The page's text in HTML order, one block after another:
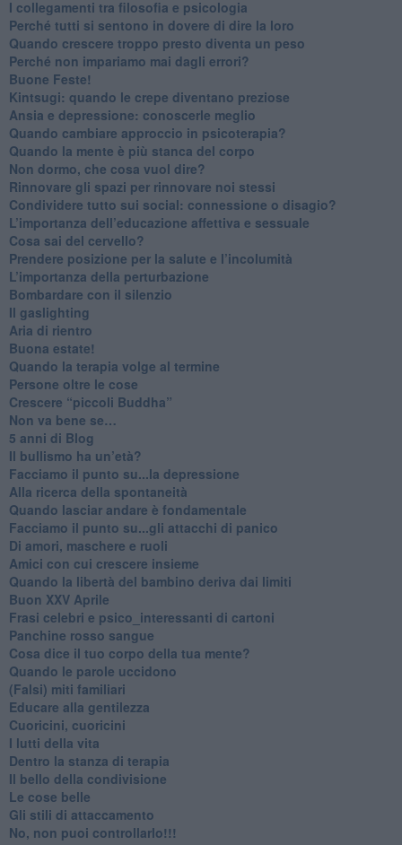
​I collegamenti tra filosofia e psicologia
​Perché tutti si sentono in dovere di dire la loro
​Quando crescere troppo presto diventa un peso
​Perché non impariamo mai dagli errori?
​Buone Feste!
​Kintsugi: quando le crepe diventano preziose
Ansia e depressione: conoscerle meglio
Quando cambiare approccio in psicoterapia?
​Quando la mente è più stanca del corpo
Non dormo, che cosa vuol dire?
​Rinnovare gli spazi per rinnovare noi stessi
​Condividere tutto sui social: connessione o disagio?
​L’importanza dell’educazione affettiva e sessuale
​Cosa sai del cervello?
Prendere posizione per la salute e l’incolumità
L’importanza della perturbazione
​Bombardare con il silenzio
Il gaslighting
Aria di rientro
Buona estate!
​Quando la terapia volge al termine
​Persone oltre le cose
​Crescere “piccoli Buddha”
Non va bene se…
​5 anni di Blog
​Il bullismo ha un’età?
Facciamo il punto su...la depressione
​Alla ricerca della spontaneità
​Quando lasciar andare è fondamentale
Facciamo il punto su...gli attacchi di panico
Di amori, maschere e ruoli
​Amici con cui crescere insieme
​Quando la libertà del bambino deriva dai limiti
Buon XXV Aprile
​Frasi celebri e psico_interessanti di cartoni
​Panchine rosso sangue
​Cosa dice il tuo corpo della tua mente?
​Quando le parole uccidono
​(Falsi) miti familiari
​Educare alla gentilezza
​Cuoricini, cuoricini
I lutti della vita
​Dentro la stanza di terapia
​Il bello della condivisione
Le cose belle
​Gli stili di attaccamento
No, non puoi controllarlo!!!